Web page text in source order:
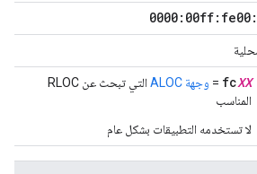
fcXX
= وجهة ALOC
التي تبحث عن RLOC
المناسب
لا تستخدمه التطبيقات بشكل عام